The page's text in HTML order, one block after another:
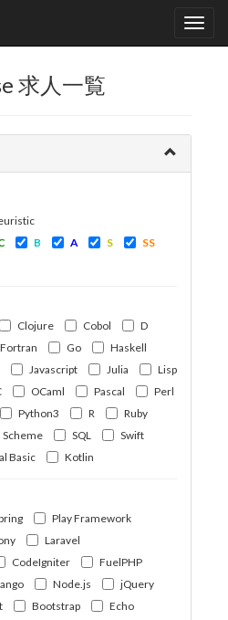
求人一覧
B A S
SS
Clojure Cobol
D
Fortran Go
Haskell
Javascript Julia
Lisp
OCaml Pascal
Perl
Python3 R
Ruby
Scheme SQL
Swift
Basic Kotlin
Play Framework
Laravel
CodeIgniter
FuelPHP
Node.js
jQuery
Bootstrap
Echo